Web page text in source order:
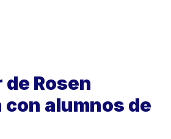
Rosen
alumnos de